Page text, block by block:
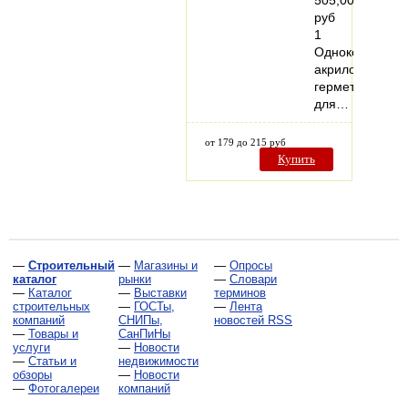
руб
1
акриловый
герметик
для…
от 179 до 215 руб
Купить
— Строительный
каталог
— Каталог
строительных
компаний
— Товары и
услуги
— Статьи и
обзоры
— Фотогалереи
— Магазины и
рынки
— Выставки
— ГОСТы,
СНИПы,
СанПиНы
— Новости
недвижимости
— Новости
компаний
— Опросы
— Словари
терминов
— Лента
новостей RSS